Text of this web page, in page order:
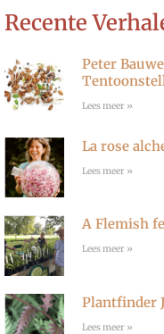
b
o
k
a
g
r
a
m
Recente
Peter
Lees meer »
La rose
Lees meer »
A Flemish
Lees meer »
Plantfinder
Lees meer »